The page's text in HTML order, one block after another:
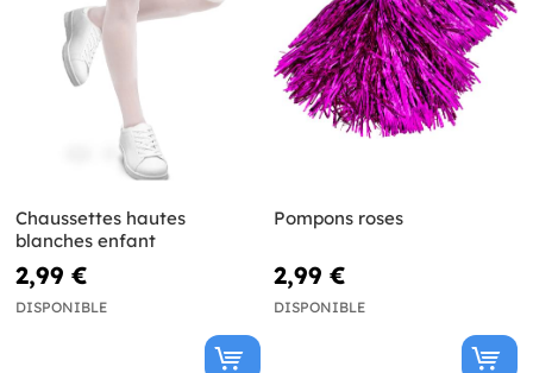
Chaussettes hautes
blanches enfant
2,99 €
DISPONIBLE
Pompons roses
2,99 €
DISPONIBLE